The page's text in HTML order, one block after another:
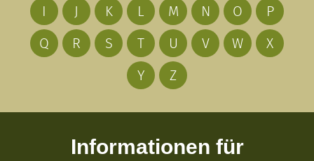
I
J K L M N O
P
Q
R S T U V W
X
Y
Z
Informationen für